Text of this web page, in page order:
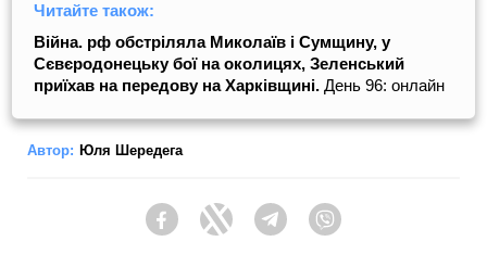
Читайте також:
Війна. рф обстріляла Миколаїв і Сумщину, у
Сєвєродонецьку бої на околицях, Зеленський
приїхав на передову на Харківщині. День 96: онлайн
Автор: Юля Шередега
FacebookTwitter Telegram